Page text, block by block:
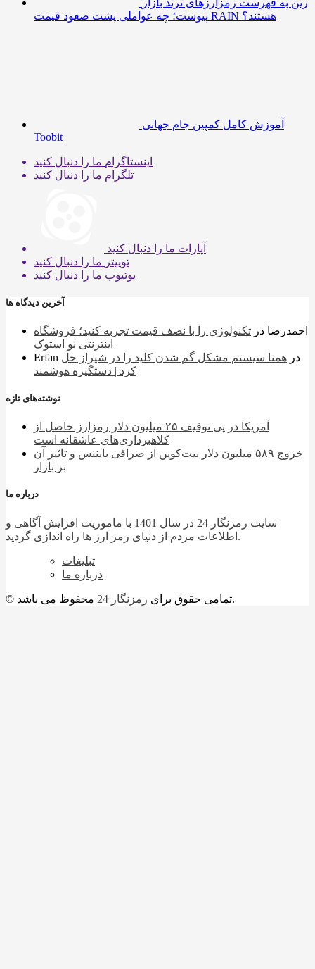
پیوست؛ چه عواملی پشت صعود قیمت RAIN هستند؟
آموزش کامل کمپین جام جهانی
Toobit
اینستاگرام ما را دنبال کنید
تلگرام ما را دنبال کنید
آپارات ما را دنبال کنید
توییتر ما را دنبال کنید
یوتیوب ما را دنبال کنید
آخرین دیدگاه ها
احمدرضا در تکنولوژی را با نصف قیمت تجربه کنید؛ فروشگاه
اینترنتی نو استوک
Erfan
در همتا سیستم مشکل گم شدن کلید را در شیراز حل
کرد | دستگیره هوشمند
نوشته‌های تازه
آمریکا در پی توقیف ۲۵ میلیون دلار رمزارز حاصل از
کلاهبرداری‌های عاشقانه است
خروج ۵۸۹ میلیون دلار بیت‌کوین از صرافی بایننس و تاثیر آن
بر بازار
درباره ما
سایت رمزنگار 24 در سال 1401 با ماموریت افزایش آگاهی و
اطلاعات مردم از دنیای رمز ارز ها راه اندازی گردید.
تبلیغات
درباره ما
© تمامی حقوق برای رمزنگار 24 محفوظ می باشد.